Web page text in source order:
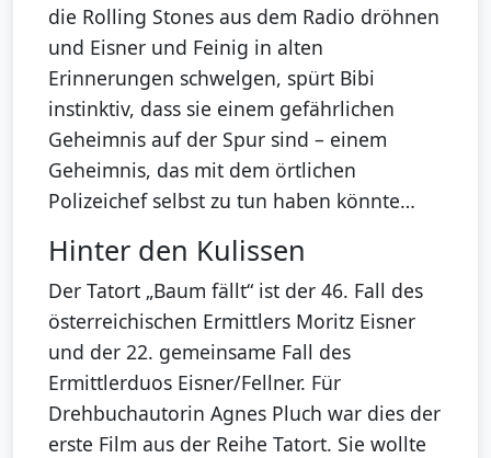
die Rolling Stones aus dem Radio dröhnen
und Eisner und Feinig in alten
Erinnerungen schwelgen, spürt Bibi
instinktiv, dass sie einem gefährlichen
Geheimnis auf der Spur sind – einem
Geheimnis, das mit dem örtlichen
Polizeichef selbst zu tun haben könnte…
Hinter den Kulissen
Der Tatort „Baum fällt“ ist der 46. Fall des
österreichischen Ermittlers Moritz Eisner
und der 22. gemeinsame Fall des
Ermittlerduos Eisner/Fellner. Für
Drehbuchautorin Agnes Pluch war dies der
erste Film aus der Reihe Tatort. Sie wollte